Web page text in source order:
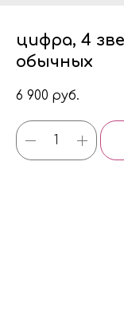
цифра, 4
обычных
6 900 руб.